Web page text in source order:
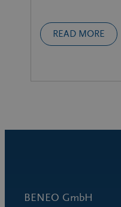
READ MORE
BENEO GmbH